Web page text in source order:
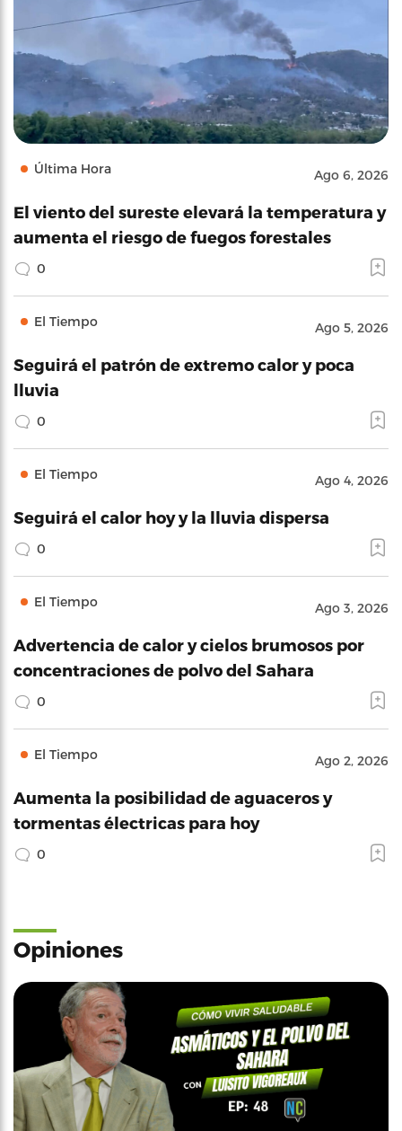
Última Hora Ago 6, 2026
El viento del sureste elevará la temperatura y
aumenta el riesgo de fuegos forestales
0
El Tiempo Ago 5, 2026
Seguirá el patrón de extremo calor y poca
lluvia
0
El Tiempo Ago 4, 2026
Seguirá el calor hoy y la lluvia dispersa
0
El Tiempo Ago 3, 2026
Advertencia de calor y cielos brumosos por
concentraciones de polvo del Sahara
0
El Tiempo Ago 2, 2026
Aumenta la posibilidad de aguaceros y
tormentas électricas para hoy
0
Opiniones